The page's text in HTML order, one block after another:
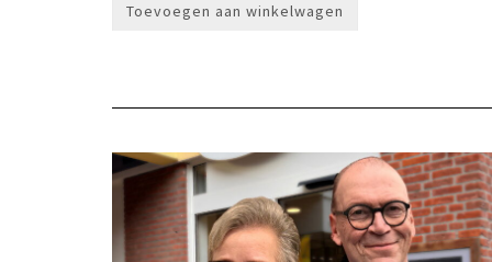
Toevoegen aan winkelwagen